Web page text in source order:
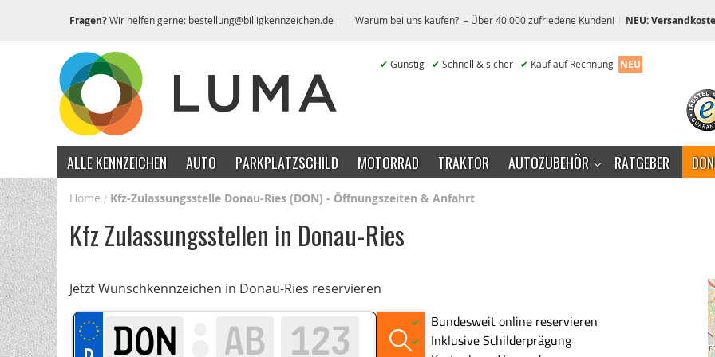
Fragen?Wir helfen gerne: bestellung@billigkennzeichen.de Warum bei uns kaufen? – Über 40.000 zufriedene Kunden! NEU:
✔ Günstig ✔ Schnell & sicher ✔ Kauf auf Rechnung NEU
ALLE KENNZEICHEN AUTO PARKPLATZSCHILD MOTORRAD TRAKTOR AUTOZUBEHÖR RATGEBER
Home Kfz-Zulassungsstelle Donau-Ries (DON) - Öffnungszeiten & Anfahrt
Kfz Zulassungsstellen in Donau-Ries
Jetzt Wunschkennzeichen in Donau-Ries reservieren